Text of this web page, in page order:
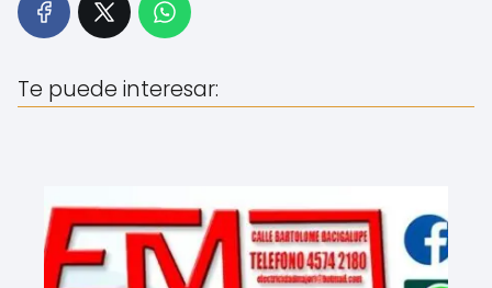
Te puede interesar: